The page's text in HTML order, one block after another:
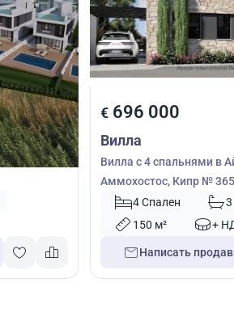
€696 000
Вилла
Вилла с 4 спальнями в
Аммохостос, Кипр №
4 Спален
150 м²
+
Написать